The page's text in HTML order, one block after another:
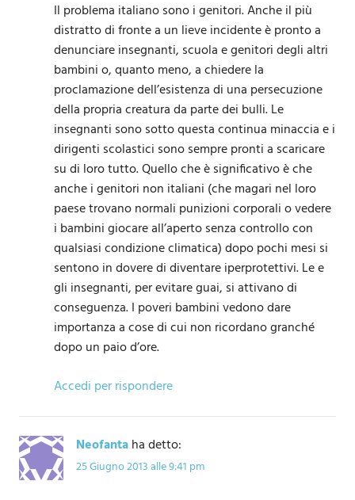
Il problema italiano sono i genitori. Anche il più
distratto di fronte a un lieve incidente è pronto a
denunciare insegnanti, scuola e genitori degli altri
bambini o, quanto meno, a chiedere la
proclamazione dell’esistenza di una persecuzione
della propria creatura da parte dei bulli. Le
insegnanti sono sotto questa continua minaccia e i
dirigenti scolastici sono sempre pronti a scaricare
su di loro tutto. Quello che è significativo è che
anche i genitori non italiani (che magari nel loro
paese trovano normali punizioni corporali o vedere
i bambini giocare all’aperto senza controllo con
qualsiasi condizione climatica) dopo pochi mesi si
sentono in dovere di diventare iperprotettivi. Le e
gli insegnanti, per evitare guai, si attivano di
conseguenza. I poveri bambini vedono dare
importanza a cose di cui non ricordano granché
dopo un paio d’ore.
Accedi per rispondere
Neofantaha detto:
25 Giugno 2013 alle 9:41 pm